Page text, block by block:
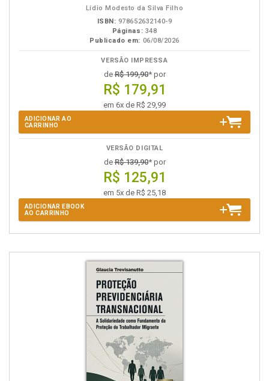
Lídio Modesto da Silva Filho
ISBN: 978652632140-9
Páginas: 348
Publicado em: 06/08/2026
VERSÃO IMPRESSA
deR$ 199,90* por
R$ 179,91
em 6x de R$ 29,99
ADICIONAR AO
CARRINHO
VERSÃO DIGITAL
deR$ 139,90* por
R$ 125,91
em 5x de R$ 25,18
ADICIONAR EBOOK
AO CARRINHO